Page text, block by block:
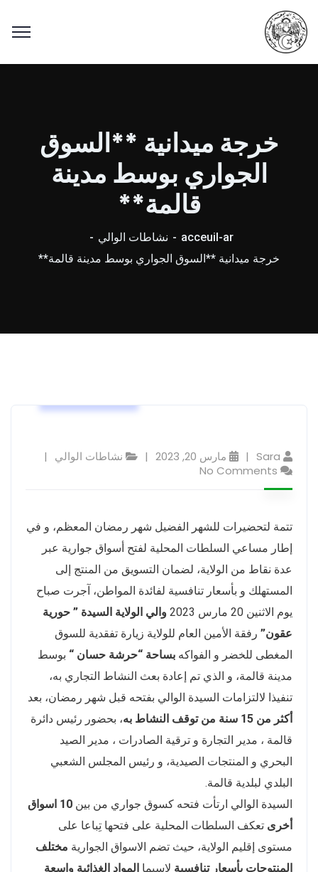
خرجة ميدانية **السوق
الجواري بوسط مدينة
قالمة**
acceuil-ar
نشاطات الوالي
خرجة ميدانية **السوق الجواري بوسط مدينة قالمة**
Sara مارس 20, 2023
نشاطات الوالي
No Comments
تتمة لتحضيرات للشهر الفضيل شهر رمضان المعظم، و في
إطار مساعي السلطات المحلية لفتح أسواق جوارية عبر
عدة نقاط من الولاية، لضمان التسويق من المنتج إلى
المستهلك و بأسعار تنافسية لفائدة المواطن، آجرت صباح
يوم الاثنين 20 مارس 2023
والي الولاية السيدة ” حورية
عقون” رفقة الأمين العام للولاية زيارة تفقدية للسوق
المغطى للخضر و الفواكه بساحة “حرشة حسان “ بوسط
مدينة قالمة، و الذي تم إعادة بعث النشاط التجاري به،
تنفيذا لالتزامات السيدة الوالي بفتحه قبل شهر رمضان، بعد
أكثر من 15 سنة من توقف النشاط به
، بحضور رئيس دائرة
قالمة ، مدير التجارة و ترقية الصادرات ، مدير الصيد
البحري و المنتجات الصيدية، و رئيس المجلس الشعبي
البلدي لبلدية قالمة.
السيدة الوالي ارتأت فتحه كسوق جواري من بين
10 اسواق
أخرى تعكف السلطات المحلية على فتحها تِباعا على
مستوى إقليم الولاية، حيث تضم الاسواق الجوارية مختلف
المنتوجات بأسعار تنافسية لاسيما المواد الغذائية واسعة